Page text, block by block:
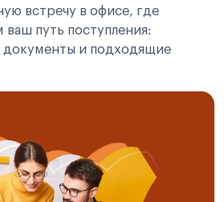
встречу в офисе, где
путь поступления:
документы и подходящие